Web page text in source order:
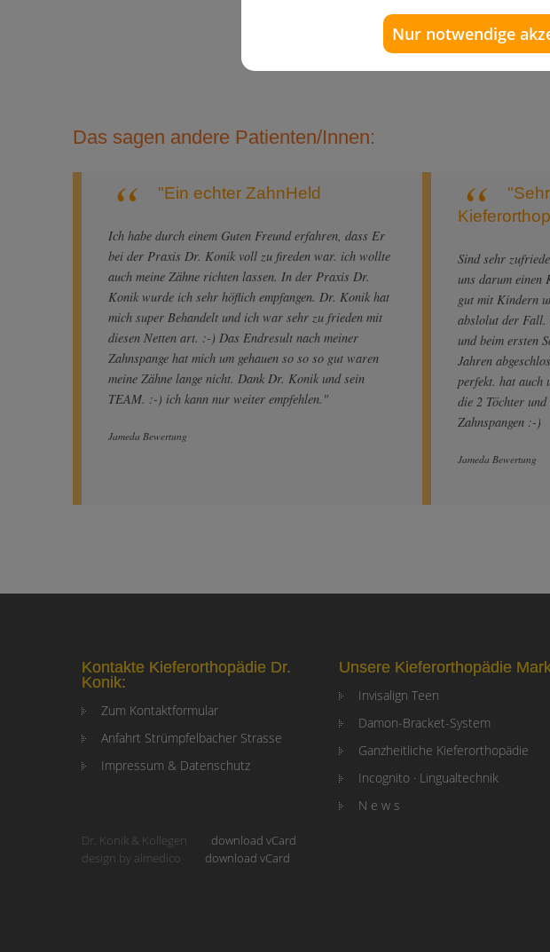
Nur notwendige
Das sagen andere Patienten/Innen:
"Ein echter ZahnHeld
Ich habe durch einem Guten Freund erfahren, dass Er
bei der Praxis Dr. Konik voll zu fireden war. ich wollte
auch meine Zähne richten lassen. In der Praxis Dr.
Konik wurde ich sehr höflich empfangen. Dr. Konik hat
mich super Behandelt und ich war sehr zu frieden mit
diesen Netten art. :-) Das Endresult nach meiner
Zahnspange hat mich um gehauen so so so gut waren
meine Zähne lange nicht. Dank Dr. Konik und sein
TEAM. :-) ich kann nur weiter empfehlen."
Jameda Bewertung
Sind sehr
uns darum einen
gut mit Kindern
abslolut der Fall.
und beim ersten
Jahren
perfekt. hat auch
die 2 Töchter
Zahnspangen :-)
Jameda Bewertung
Kontakte Kieferorthopädie Dr.
Konik:
Zum Kontaktformular
Anfahrt Strümpfelbacher Strasse
Impressum & Datenschutz
Dr. Konik & Kollegen
download vCard
design by almedico
download vCard
Unsere Kieferorthopädie
Invisalign Teen
Damon-Bracket-System
Ganzheitliche Kieferorthopädie
Incognito · Lingualtechnik
N e w s